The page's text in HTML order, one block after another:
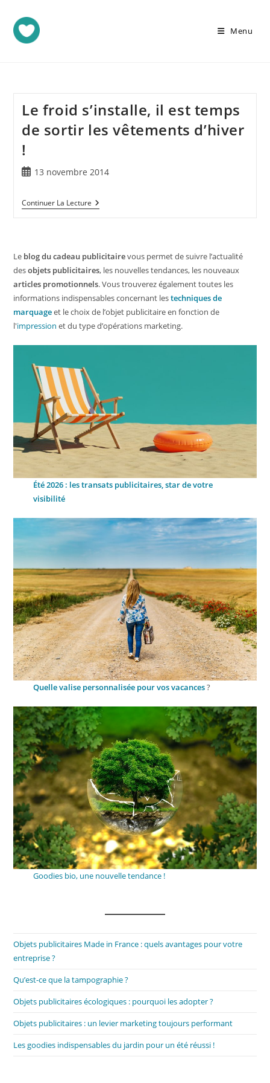
Menu
Le froid s’installe, il est temps
de sortir les vêtements d’hiver
!
13 novembre 2014
Continuer La Lecture
Le blog du cadeau publicitairevous permet de suivre l’actualité
desobjets publicitaires, les nouvelles tendances, les nouveaux
articles promotionnels. Vous trouverez également toutes les
informations indispensables concernant lestechniques de
marquageet le choix de l’objet publicitaire en fonction de
l'impression et du type d’opérations marketing.
Été 2026 : les transats publicitaires, star de votre
visibilité
Quelle valise personnalisée pour vos vacances?
Goodies bio, une nouvelle tendance !
Objets publicitaires Made in France : quels avantages pour votre
entreprise ?
Qu’est-ce que la tampographie ?
Objets publicitaires écologiques : pourquoi les adopter ?
Objets publicitaires : un levier marketing toujours performant
Les goodies indispensables du jardin pour un été réussi !